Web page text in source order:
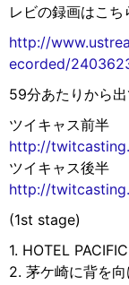
レビの録画はこち
http://
ecorded/
59分あたりから
ツイキャス前半
http://
ツイキャス後半
http://
(1st stage)
1. HOTEL PACIFIC
2. 茅ケ崎に背を向